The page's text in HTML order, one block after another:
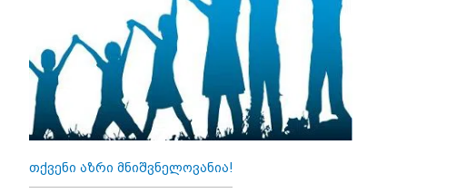
თქვენი აზრი მნიშვნელოვანია!